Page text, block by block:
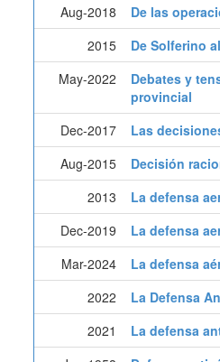
Aug-2018
De las
2015
De Solferino
May-2022
Debates y
provincial
Dec-2017 Las
Aug-2015
Decisión
2013
La defensa
Dec-2019
La defensa
Mar-2024
La defensa
2022
La Defensa
2021
La defensa